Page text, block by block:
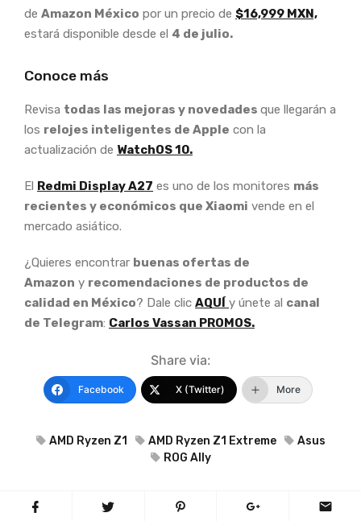
de Amazon México por un precio de $16,999 MXN,
estará disponible desde el 4 de julio.
Conoce más
Revisa todas las mejoras y novedades que llegarán a
los relojes inteligentes de Apple con la
actualización de WatchOS 10.
El Redmi Display A27 es uno de los monitores más
recientes y económicos que Xiaomi vende en el
mercado asiático.
¿Quieres encontrar buenas ofertas de
Amazon y recomendaciones de productos de
calidad en México? Dale clic AQUÍ y únete al canal
de Telegram: Carlos Vassan PROMOS.
Share via:
Facebook X (Twitter) More
AMD Ryzen Z1 AMD Ryzen Z1 Extreme
Asus
ROG Ally